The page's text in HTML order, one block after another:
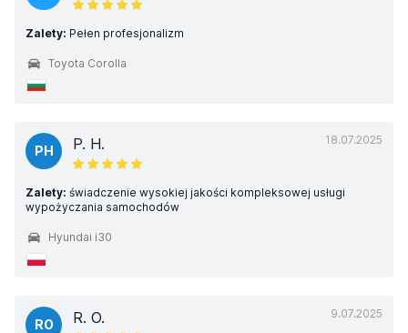
Zalety: Pełen profesjonalizm
Toyota Corolla
18.07.2025
PH P. H.
Zalety: świadczenie wysokiej jakości kompleksowej usługi
wypożyczania samochodów
Hyundai i30
9.07.2025
RO R. O.